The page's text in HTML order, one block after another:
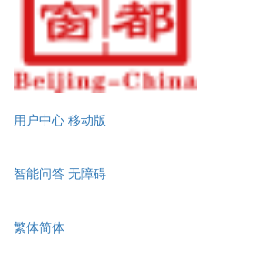
用户中心 移动版
智能问答 无障碍
繁体简体